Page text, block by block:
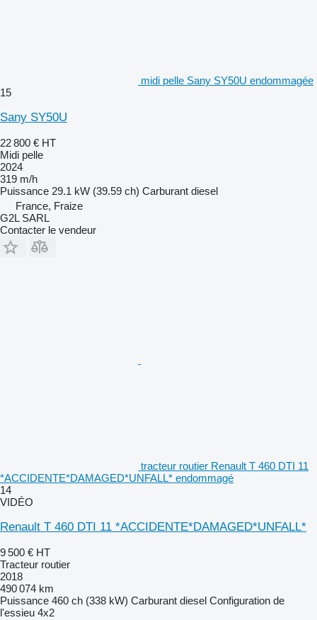
midi pelle Sany SY50U endommagée
15
Sany SY50U
22 800 € HT
Midi pelle
2024
319 m/h
Puissance 29.1 kW (39.59 ch) Carburant diesel
France, Fraize
G2L SARL
Contacter le vendeur
tracteur routier Renault T 460 DTI 11
*ACCIDENTE*DAMAGED*UNFALL* endommagé
14
VIDÉO
Renault T 460 DTI 11 *ACCIDENTE*DAMAGED*UNFALL*
9 500 € HT
Tracteur routier
2018
490 074 km
Puissance 460 ch (338 kW) Carburant diesel Configuration de
l'essieu 4x2